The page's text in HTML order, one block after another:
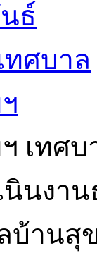
ธ์
ทศบาล
เทศบ
นินงา
บ้าน